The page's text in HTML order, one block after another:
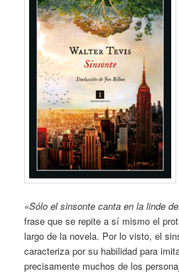
«Sólo el sinsonte canta en la linde
frase que se repite a sí mismo el
largo de la novela. Por lo visto, el
caracteriza por su habilidad para
precisamente muchos de los